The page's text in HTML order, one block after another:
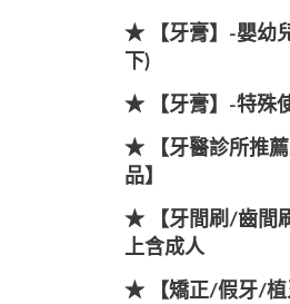
★ 【牙膏】-嬰幼
下)
★ 【牙膏】-特殊
★ 【牙醫診所推
品】
★ 【牙間刷/齒間
上含成人
★ 【矯正/假牙/植